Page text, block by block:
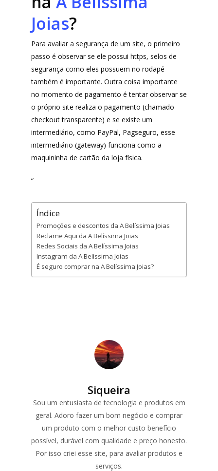
Joias?
Para avaliar a segurança de um site, o primeiro
passo é observar se ele possui https, selos de
segurança como eles possuem no rodapé
também é importante. Outra coisa importante
no momento de pagamento é tentar observar se
o próprio site realiza o pagamento (chamado
checkout transparente) e se existe um
intermediário, como PayPal, Pagseguro, esse
intermediário (gateway) funciona como a
maquininha de cartão da loja física.
“
Índice
Promoções e descontos da A Belíssima Joias
Reclame Aqui da A Belíssima Joias
Redes Sociais da A Belíssima Joias
Instagram da A Belíssima Joias
É seguro comprar na A Belíssima Joias?
Siqueira
Sou um entusiasta de tecnologia e produtos em
geral. Adoro fazer um bom negócio e comprar
um produto com o melhor custo benefício
possível, durável com qualidade e preço honesto.
Por isso criei esse site, para avaliar produtos e
serviços.